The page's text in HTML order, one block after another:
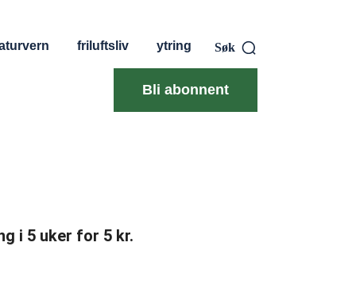
friluftsliv ytring Søk
Bli abonnent
i 5 uker for 5 kr.